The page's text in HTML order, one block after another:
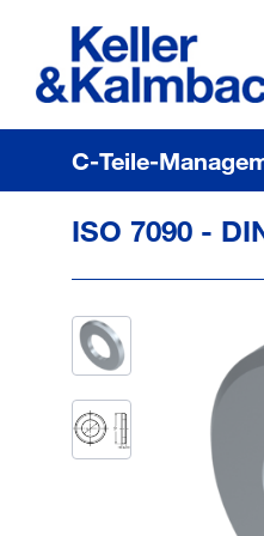
C-Teile-
ISO 7090 -